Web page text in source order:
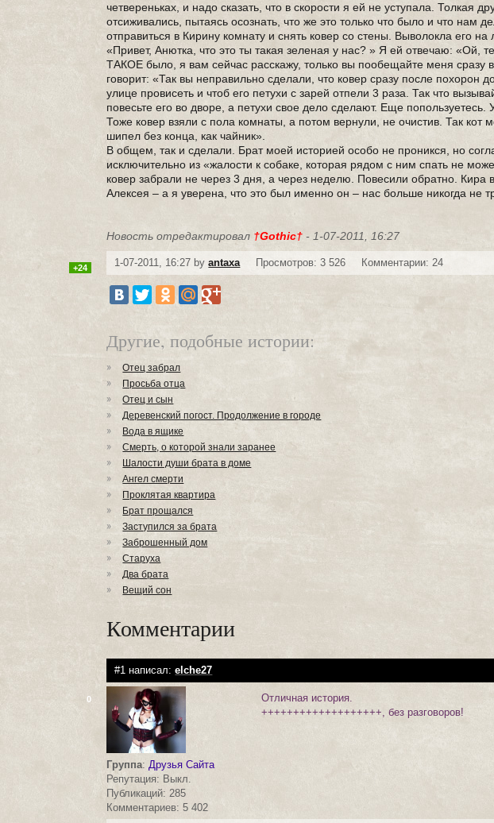
четвереньках, и надо сказать, что в скорости я ей не уступала. Толкая
отсиживались, пытаясь осознать, что же это только что было и что
отправиться в Кирину комнату и снять ковер со стены. Выволокла его
«Привет, Анютка, что это ты такая зеленая у нас? » Я ей отвечаю: «Ой,
ТАКОЕ было, я вам сейчас расскажу, только вы пообещайте меня сразу
говорит: «Так вы неправильно сделали, что ковер сразу после похорон
улице провисеть и чтоб его петухи с зарей отпели 3 раза. Так что
повесьте его во дворе, а петухи свое дело сделают. Еще
Тоже ковер взяли с пола комнаты, а потом вернули, не очистив. Так кот
шипел без конца, как чайник».
В общем, так и сделали. Брат моей историей особо не проникся, но
исключительно из «жалости к собаке, которая рядом с ним спать не
ковер забрали не через 3 дня, а через неделю. Повесили обратно.
Алексея – а я уверена, что это был именно он – нас больше никогда не
Новость отредактировал †Gothic† - 1-07-2011, 16:27
1-07-2011, 16:27 byantaxa Просмотров: 3 526 Комментарии: 24
+24
Другие, подобные истории:
Отец забрал
Просьба отца
Отец и сын
Деревенский погост. Продолжение в городе
Вода в ящике
Смерть, о которой знали заранее
Шалости души брата в доме
Ангел смерти
Проклятая квартира
Брат прощался
Заступился за брата
Заброшенный дом
Старуха
Два брата
Вещий сон
Комментарии
#1 написал:elche27
0
Группа: Друзья Сайта
Репутация: Выкл.
Публикаций: 285
Комментариев: 5 402
Отличная история.
+++++++++++++++++++, без разговоров!